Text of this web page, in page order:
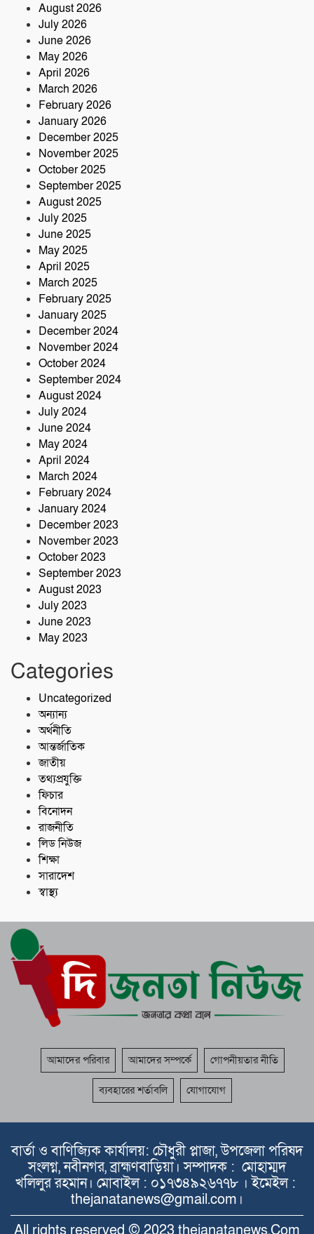
August 2026
July 2026
June 2026
May 2026
April 2026
March 2026
February 2026
January 2026
December 2025
November 2025
October 2025
September 2025
August 2025
July 2025
June 2025
May 2025
April 2025
March 2025
February 2025
January 2025
December 2024
November 2024
October 2024
September 2024
August 2024
July 2024
June 2024
May 2024
April 2024
March 2024
February 2024
January 2024
December 2023
November 2023
October 2023
September 2023
August 2023
July 2023
June 2023
May 2023
Categories
Uncategorized
অন্যান্য
অর্থনীতি
আন্তর্জাতিক
জাতীয়
তথ্যপ্রযুক্তি
ফিচার
বিনোদন
রাজনীতি
লিড নিউজ
শিক্ষা
সারাদেশ
স্বাস্থ্য
আমাদের পরিবার আমাদের সম্পর্কে গোপনীয়তার নীতি
ব্যবহারের শর্তাবলি যোগাযোগ
বার্তা ও বাণিজ্যিক কার্যালয়: চৌধুরী প্লাজা, উপজেলা পরিষদ
সংলগ্ন, নবীনগর, ব্রাহ্মণবাড়িয়া। সম্পাদক : মোহাম্মদ
খলিলুর রহমান। মোবাইল : ০১৭৩৪৯২৬৭৭৮ । ইমেইল :
thejanatanews@gmail.com।
All rights reserved © 2023 thejanatanews.Com